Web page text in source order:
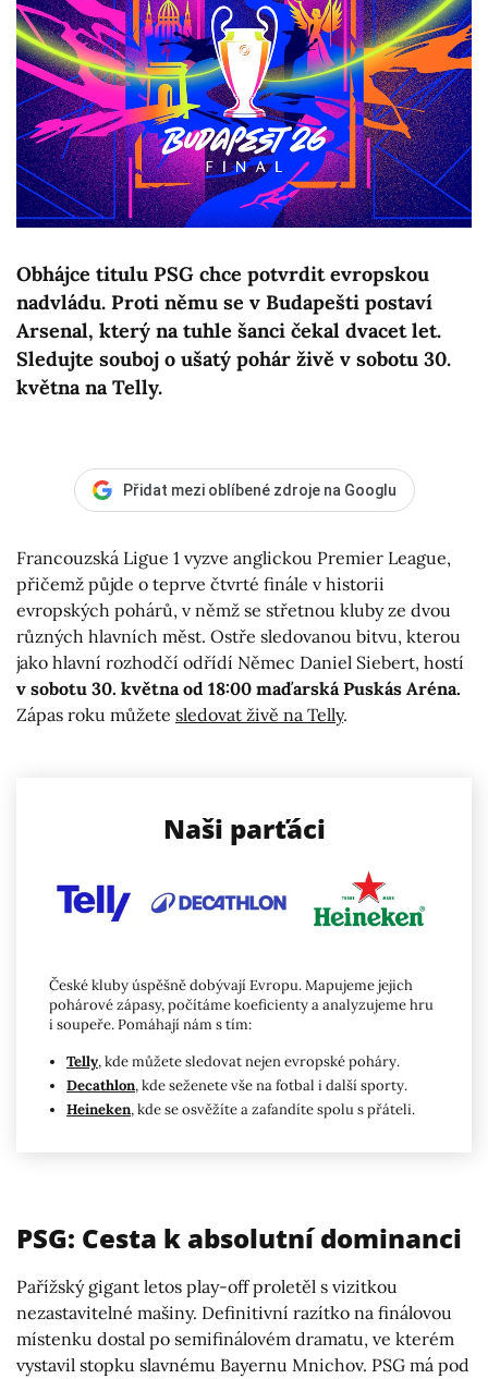
Obhájce titulu PSG chce potvrdit evropskou
nadvládu. Proti němu se v Budapešti postaví
Arsenal, který na tuhle šanci čekal dvacet let.
Sledujte souboj o ušatý pohár živě v sobotu 30.
května na Telly.
Přidat mezi oblíbené zdroje na Googlu
Francouzská Ligue 1 vyzve anglickou Premier League,
přičemž půjde o teprve čtvrté finále v historii
evropských pohárů, v němž se střetnou kluby ze dvou
různých hlavních měst. Ostře sledovanou bitvu, kterou
jako hlavní rozhodčí odřídí Němec Daniel Siebert, hostí
v sobotu 30. května od 18:00 maďarská Puskás Aréna.
Zápas roku můžete sledovat živě na Telly.
Naši parťáci
České kluby úspěšně dobývají Evropu. Mapujeme jejich
pohárové zápasy, počítáme koeficienty a analyzujeme hru
i soupeře. Pomáhají nám s tím:
Telly, kde můžete sledovat nejen evropské poháry.
Decathlon, kde seženete vše na fotbal i další sporty.
Heineken, kde se osvěžíte a zafandíte spolu s přáteli.
PSG: Cesta k absolutní dominanci
Pařížský gigant letos play-off proletěl s vizitkou
nezastavitelné mašiny. Definitivní razítko na finálovou
místenku dostal po semifinálovém dramatu, ve kterém
vystavil stopku slavnému Bayernu Mnichov. PSG má pod